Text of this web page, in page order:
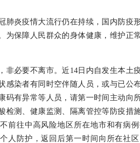
炎疫情大流行仍在持续，国内防疫
为保障人民群众的身体健康，维护正
必要不离市。近14日内自发生本土
感染者有同时空伴随人员，或与已公
码有异常等人员，请第一时间主动向
检测、健康监测、隔离管控等防疫措
前往中高风险地区所在地市和有病
人防护，返回后第一时间向所在社